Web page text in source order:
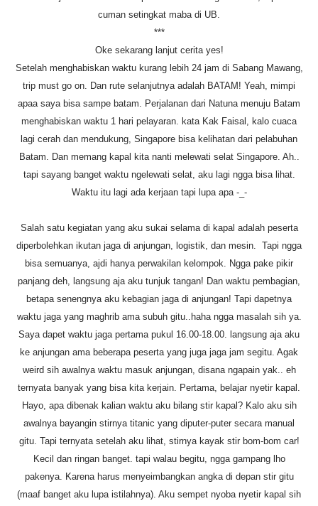
cuman setingkat maba di UB.
***
Oke sekarang lanjut cerita yes!
Setelah menghabiskan waktu kurang lebih 24 jam di Sabang Mawang,
trip must go on. Dan rute selanjutnya adalah BATAM! Yeah, mimpi
apaa saya bisa sampe batam. Perjalanan dari Natuna menuju Batam
menghabiskan waktu 1 hari pelayaran. kata Kak Faisal, kalo cuaca
lagi cerah dan mendukung, Singapore bisa kelihatan dari pelabuhan
Batam. Dan memang kapal kita nanti melewati selat Singapore. Ah..
tapi sayang banget waktu ngelewati selat, aku lagi ngga bisa lihat.
Waktu itu lagi ada kerjaan tapi lupa apa -_-
Salah satu kegiatan yang aku sukai selama di kapal adalah peserta
diperbolehkan ikutan jaga di anjungan, logistik, dan mesin. Tapi ngga
bisa semuanya, ajdi hanya perwakilan kelompok. Ngga pake pikir
panjang deh, langsung aja aku tunjuk tangan! Dan waktu pembagian,
betapa senengnya aku kebagian jaga di anjungan! Tapi dapetnya
waktu jaga yang maghrib ama subuh gitu..haha ngga masalah sih ya.
Saya dapet waktu jaga pertama pukul 16.00-18.00. langsung aja aku
ke anjungan ama beberapa peserta yang juga jaga jam segitu. Agak
weird sih awalnya waktu masuk anjungan, disana ngapain yak.. eh
ternyata banyak yang bisa kita kerjain. Pertama, belajar nyetir kapal.
Hayo, apa dibenak kalian waktu aku bilang stir kapal? Kalo aku sih
awalnya bayangin stirnya titanic yang diputer-puter secara manual
gitu. Tapi ternyata setelah aku lihat, stirnya kayak stir bom-bom car!
Kecil dan ringan banget. tapi walau begitu, ngga gampang lho
pakenya. Karena harus menyeimbangkan angka di depan stir gitu
(maaf banget aku lupa istilahnya). Aku sempet nyoba nyetir kapal sih